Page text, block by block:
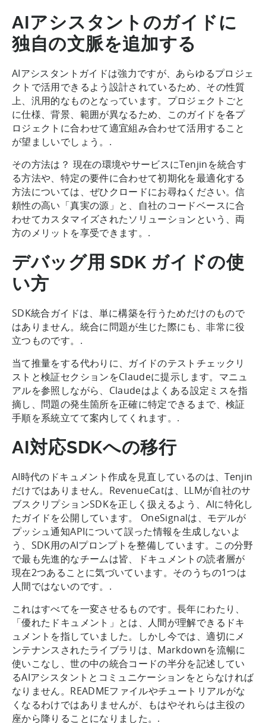
AIアシスタントのガイドに
独自の文脈を追加する
AIアシスタントガイドは強力ですが、あらゆるプロジェ
クトで活用できるよう設計されているため、その性質
上、汎用的なものとなっています。プロジェクトごと
に仕様、背景、範囲が異なるため、このガイドを各プ
ロジェクトに合わせて適宜組み合わせて活用すること
が望ましいでしょう。.
その方法は？ 現在の環境やサービスにTenjinを統合す
る方法や、特定の要件に合わせて初期化を最適化する
方法については、ぜひクロードにお尋ねください。信
頼性の高い「真実の源」と、自社のコードベースに合
わせてカスタマイズされたソリューションという、両
方のメリットを享受できます。.
デバッグ用 SDK ガイドの使
い方
SDK統合ガイドは、単に構築を行うためだけのもので
はありません。統合に問題が生じた際にも、非常に役
立つものです。.
当て推量をする代わりに、ガイドのテストチェックリ
ストと検証セクションをClaudeに提示します。マニュ
アルを参照しながら、Claudeはよくある設定ミスを指
摘し、問題の発生箇所を正確に特定できるまで、検証
手順を系統立てて案内してくれます。.
AI対応SDKへの移行
AI時代のドキュメント作成を見直しているのは、Tenjin
だけではありません。RevenueCatは、LLMが自社のサ
ブスクリプションSDKを正しく扱えるよう、AIに特化し
たガイドを公開しています。 OneSignalは、モデルが
プッシュ通知APIについて誤った情報を生成しないよ
う、SDK用のAIプロンプトを整備しています。この分野
で最も先進的なチームは皆、ドキュメントの読者層が
現在2つあることに気づいています。そのうちの1つは
人間ではないのです。.
これはすべてを一変させるものです。長年にわたり、
「優れたドキュメント」とは、人間が理解できるドキ
ュメントを指していました。しかし今では、適切にメ
ンテナンスされたライブラリは、Markdownを流暢に
使いこなし、世の中の統合コードの半分を記述してい
るAIアシスタントとコミュニケーションをとらなければ
なりません。READMEファイルやチュートリアルがな
くなるわけではありませんが、もはやそれらは主役の
座から降りることになりました。.